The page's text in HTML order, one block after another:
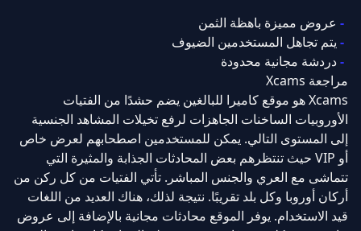
عروض مميزة باهظة الثمن
يتم تجاهل المستخدمين الضيوف
دردشة مجانية محدودة
مراجعة Xcams
Xcams هو موقع كاميرا للبالغين يضم حشدًا من الفتيات
الأوروبيات الساخنات الجاهزات لرفع تخيلات المشاهد الجنسية
إلى المستوى التالي. يمكن للمستخدمين اصطحابهم لعرض خاص
أو VIP حيث تنتظرهم بعض المحادثات الجذابة والمثيرة التي
تتماشى مع العري والجنس المباشر. تأتي الفتيات من كل ركن من
أركان أوروبا وكل بلد تقريبًا. نتيجة لذلك، هناك العديد من اللغات
قيد الاستخدام. يوفر الموقع محادثات مجانية بالإضافة إلى عروض